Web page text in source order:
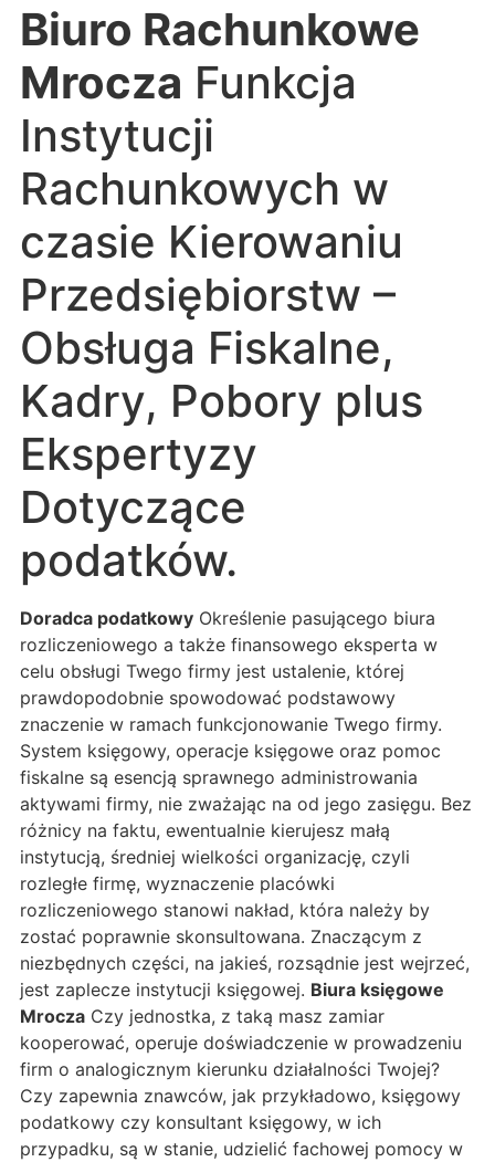
Biuro Rachunkowe
Mrocza Funkcja
Instytucji
Rachunkowych w
czasie Kierowaniu
Przedsiębiorstw –
Obsługa Fiskalne,
Kadry, Pobory plus
Ekspertyzy
Dotyczące
podatków.
Doradca podatkowy Określenie pasującego biura
rozliczeniowego a także finansowego eksperta w
celu obsługi Twego firmy jest ustalenie, której
prawdopodobnie spowodować podstawowy
znaczenie w ramach funkcjonowanie Twego firmy.
System księgowy, operacje księgowe oraz pomoc
fiskalne są esencją sprawnego administrowania
aktywami firmy, nie zważając na od jego zasięgu. Bez
różnicy na faktu, ewentualnie kierujesz małą
instytucją, średniej wielkości organizację, czyli
rozległe firmę, wyznaczenie placówki
rozliczeniowego stanowi nakład, która należy by
zostać poprawnie skonsultowana. Znaczącym z
niezbędnych części, na jakieś, rozsądnie jest wejrzeć,
jest zaplecze instytucji księgowej. Biura księgowe
Mrocza Czy jednostka, z taką masz zamiar
kooperować, operuje doświadczenie w prowadzeniu
firm o analogicznym kierunku działalności Twojej?
Czy zapewnia znawców, jak przykładowo, księgowy
podatkowy czy konsultant księgowy, w ich
przypadku, są w stanie, udzielić fachowej pomocy w